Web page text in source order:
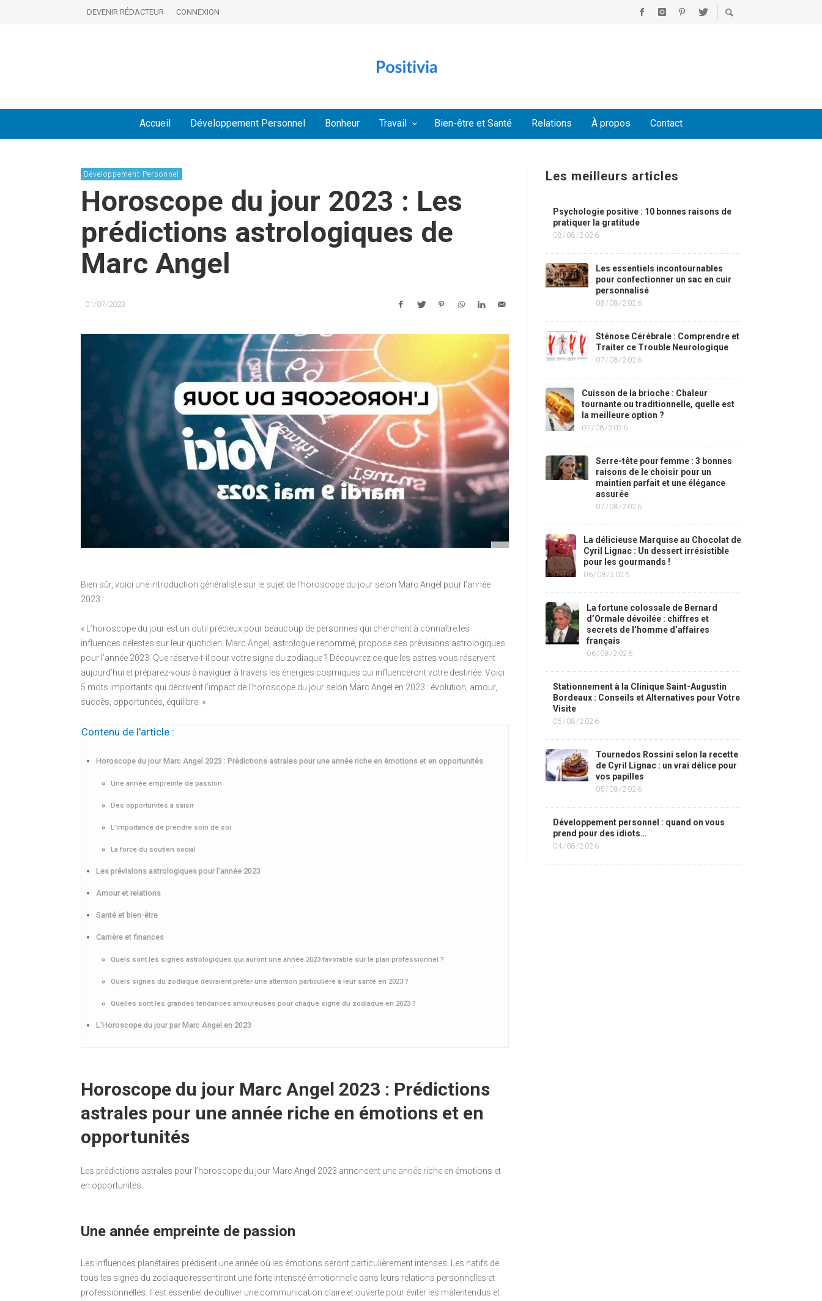
DEVENIR RÉDACTEUR CONNEXION
Accueil Développement Personnel Bonheur Travail Bien-être et Santé Relations À propos Contact
Développement Personnel
Horoscope du jour 2023 : Les
prédictions astrologiques de
Marc Angel
01/07/2023
Bien sûr, voici une introduction généraliste sur le sujet de l’horoscope du jour selon Marc Angel pour l’année
2023 :
« L’horoscope du jour est un outil précieux pour beaucoup de personnes qui cherchent à connaître les
influences célestes sur leur quotidien. Marc Angel, astrologue renommé, propose ses prévisions astrologiques
pour l’année 2023. Que réserve-t-il pour votre signe du zodiaque ? Découvrez ce que les astres vous réservent
aujourd’hui et préparez-vous à naviguer à travers les énergies cosmiques qui influenceront votre destinée. Voici
5 mots importants qui décrivent l’impact de l’horoscope du jour selon Marc Angel en 2023 : évolution, amour,
succès, opportunités, équilibre. »
Contenu de l'article :
Horoscope du jour Marc Angel 2023 : Prédictions astrales pour une année riche en émotions et en opportunités
Une année empreinte de passion
Des opportunités à saisir
L’importance de prendre soin de soi
La force du soutien social
Les prévisions astrologiques pour l’année 2023
Amour et relations
Santé et bien-être
Carrière et finances
Quels sont les signes astrologiques qui auront une année 2023 favorable sur le plan professionnel ?
Quels signes du zodiaque devraient prêter une attention particulière à leur santé en 2023 ?
Quelles sont les grandes tendances amoureuses pour chaque signe du zodiaque en 2023 ?
L’Horoscope du jour par Marc Angel en 2023
Horoscope du jour Marc Angel 2023 : Prédictions
astrales pour une année riche en émotions et en
opportunités
Les prédictions astrales pour l’horoscope du jour Marc Angel 2023 annoncent une année riche en émotions et
en opportunités.
Une année empreinte de passion
Les influences planétaires prédisent une année où les émotions seront particulièrement intenses. Les natifs de
tous les signes du zodiaque ressentiront une forte intensité émotionnelle dans leurs relations personnelles et
professionnelles. Il est essentiel de cultiver une communication claire et ouverte pour éviter les malentendus et
Les meilleurs articles
Psychologie positive : 10 bonnes raisons de
pratiquer la gratitude
08/08/2026
Les essentiels incontournables
pour confectionner un sac en cuir
personnalisé
08/08/2026
Sténose Cérébrale : Comprendre et
Traiter ce Trouble Neurologique
07/08/2026
Cuisson de la brioche : Chaleur
tournante ou traditionnelle, quelle est
la meilleure option ?
07/08/2026
Serre-tête pour femme : 3 bonnes
raisons de le choisir pour un
maintien parfait et une élégance
assurée
07/08/2026
La délicieuse Marquise au Chocolat de
Cyril Lignac : Un dessert irrésistible
pour les gourmands !
06/08/2026
La fortune colossale de Bernard
d’Ormale dévoilée : chiffres et
secrets de l’homme d’affaires
français
06/08/2026
Stationnement à la Clinique Saint-Augustin
Bordeaux : Conseils et Alternatives pour Votre
Visite
05/08/2026
Tournedos Rossini selon la recette
de Cyril Lignac : un vrai délice pour
vos papilles
05/08/2026
Développement personnel : quand on vous
prend pour des idiots…
04/08/2026